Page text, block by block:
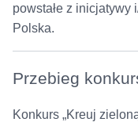
powstałe z inicjatywy
Polska.
Przebieg
Konkurs „Kreuj